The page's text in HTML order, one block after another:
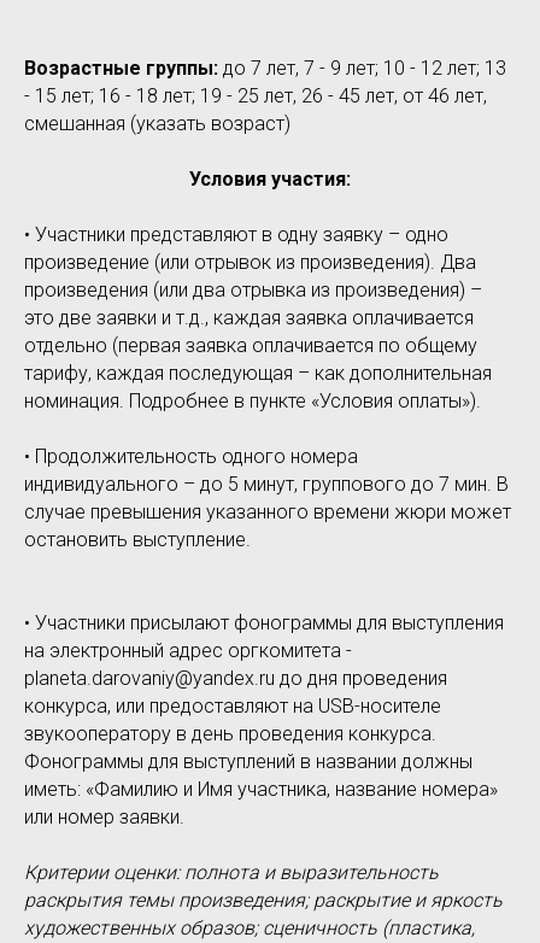
Возрастные группы: до 7 лет, 7 - 9 лет; 10 - 12 лет; 13
- 15 лет; 16 - 18 лет; 19 - 25 лет, 26 - 45 лет, от 46 лет,
смешанная (указать возраст)
Условия участия:
• Участники представляют в одну заявку – одно
произведение (или отрывок из произведения). Два
произведения (или два отрывка из произведения) –
это две заявки и т.д., каждая заявка оплачивается
отдельно (первая заявка оплачивается по общему
тарифу, каждая последующая – как дополнительная
номинация. Подробнее в пункте «Условия оплаты»).
• Продолжительность одного номера
индивидуального – до 5 минут, группового до 7 мин. В
случае превышения указанного времени жюри может
остановить выступление.
• Участники присылают фонограммы для выступления
на электронный адрес оргкомитета -
planeta.darovaniy@yandex.ru до дня проведения
конкурса, или предоставляют на USB-носителе
звукооператору в день проведения конкурса.
Фонограммы для выступлений в названии должны
иметь: «Фамилию и Имя участника, название номера»
или номер заявки.
Критерии оценки: полнота и выразительность
раскрытия темы произведения; раскрытие и яркость
художественных образов; сценичность (пластика,